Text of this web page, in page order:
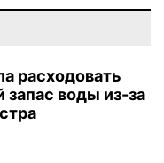
расходовать
запас воды из-за